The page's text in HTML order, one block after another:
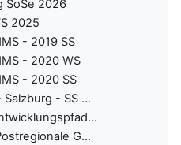
SoSe 2026
2025
- 2019 SS
- 2020 WS
- 2020 SS
- SS ...
G...